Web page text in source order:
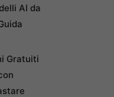
AI da
Gratuiti